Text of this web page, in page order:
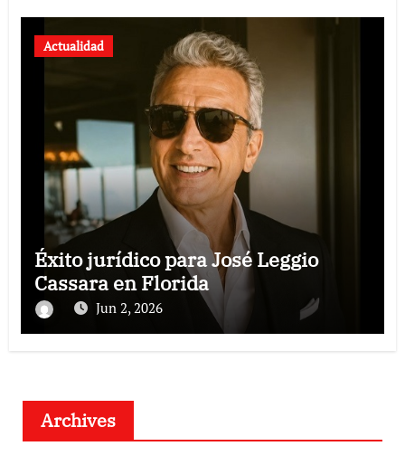
Actualidad
Éxito jurídico para José Leggio
Cassara en Florida
Jun 2, 2026
Archives